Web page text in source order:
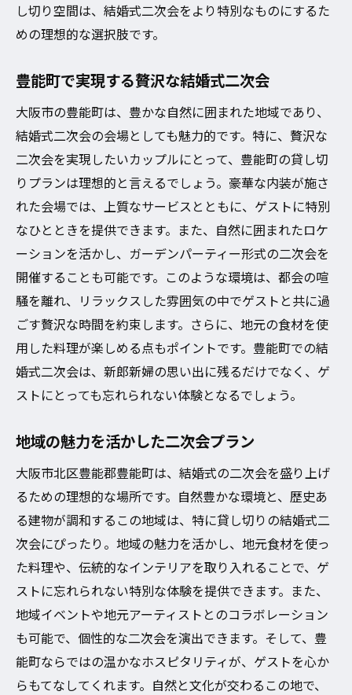
し切り空間は、結婚式二次会をより特別なものにするた
めの理想的な選択肢です。
豊能町で実現する贅沢な結婚式二次会
大阪市の豊能町は、豊かな自然に囲まれた地域であり、
結婚式二次会の会場としても魅力的です。特に、贅沢な
二次会を実現したいカップルにとって、豊能町の貸し切
りプランは理想的と言えるでしょう。豪華な内装が施さ
れた会場では、上質なサービスとともに、ゲストに特別
なひとときを提供できます。また、自然に囲まれたロケ
ーションを活かし、ガーデンパーティー形式の二次会を
開催することも可能です。このような環境は、都会の喧
騒を離れ、リラックスした雰囲気の中でゲストと共に過
ごす贅沢な時間を約束します。さらに、地元の食材を使
用した料理が楽しめる点もポイントです。豊能町での結
婚式二次会は、新郎新婦の思い出に残るだけでなく、ゲ
ストにとっても忘れられない体験となるでしょう。
地域の魅力を活かした二次会プラン
大阪市北区豊能郡豊能町は、結婚式の二次会を盛り上げ
るための理想的な場所です。自然豊かな環境と、歴史あ
る建物が調和するこの地域は、特に貸し切りの結婚式二
次会にぴったり。地域の魅力を活かし、地元食材を使っ
た料理や、伝統的なインテリアを取り入れることで、ゲ
ストに忘れられない特別な体験を提供できます。また、
地域イベントや地元アーティストとのコラボレーション
も可能で、個性的な二次会を演出できます。そして、豊
能町ならではの温かなホスピタリティが、ゲストを心か
らもてなしてくれます。自然と文化が交わるこの地で、